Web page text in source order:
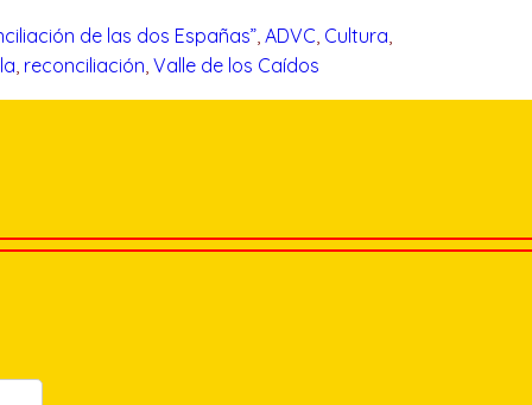
de las dos Españas”, ADVC, Cultura,
, reconciliación, Valle de los Caídos